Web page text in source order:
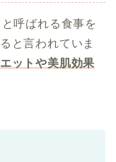
と呼ばれる食事を
と言われていま
ットや美肌効果